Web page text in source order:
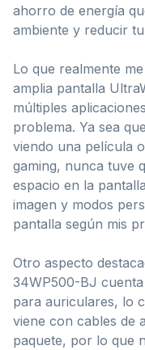
ahorro de energía
ambiente y reducir
Lo que realmente
amplia pantalla
múltiples
problema. Ya sea
viendo una película
gaming, nunca tuve
espacio en la
imagen y modos
pantalla según mis
Otro aspecto
34WP500-BJ
para auriculares, lo
viene con cables de
paquete, por lo que